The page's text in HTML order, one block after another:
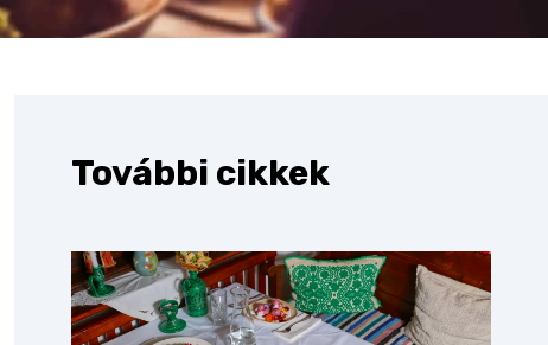
További cikkek